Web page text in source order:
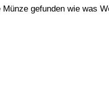
gefunden wie was